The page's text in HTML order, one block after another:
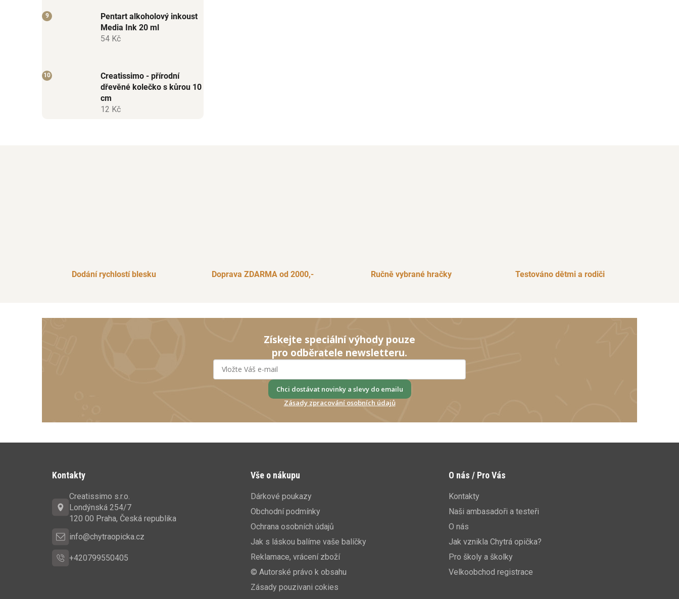
Pentart alkoholový inkoust
Media Ink 20 ml
54 Kč
Creatissimo - přírodní
dřevěné kolečko s kůrou 10
cm
12 Kč
Dodání rychlostí blesku Doprava ZDARMA od 2000,- Ručně vybrané hračky Testováno dětmi a rodiči
Získejte speciální výhody pouze
pro odběratele newsletteru.
Chci dostávat novinky a slevy do emailu
Zásady zpracování osobních údajů
Kontakty
Creatissimo s.r.o.
Londýnská 254/7
120 00 Praha, Česká republika
info@chytraopicka.cz
+420799550405
Vše o nákupu
Dárkové poukazy
Obchodní podmínky
Ochrana osobních údajů
Jak s láskou balíme vaše balíčky
Reklamace, vrácení zboží
© Autorské právo k obsahu
Zásady pouzivani cokies
O nás / Pro Vás
Kontakty
Naši ambasadoři a testeři
O nás
Jak vznikla Chytrá opička?
Pro školy a školky
Velkoobchod registrace